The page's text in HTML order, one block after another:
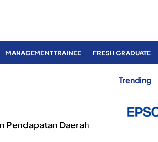
MANAGEMENT TRAINEE FRESH GRADUATE
Pendapatan Daerah
Trending